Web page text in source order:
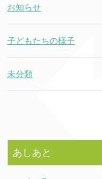
お知らせ
子どもたちの様子
未分類
あしあと